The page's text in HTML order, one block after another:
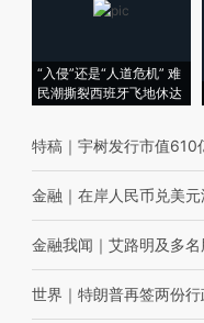
“入侵”还是“人道危机” 难
民潮撕裂西班牙飞地休达
特稿 ｜ 宇树发行市值610
金融 ｜ 在岸人民币兑美
金融我闻 ｜ 艾路明及多
世界 ｜ 特朗普再签两份